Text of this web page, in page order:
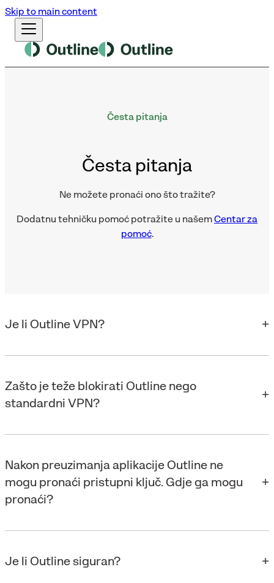
Skip to main content
Česta pitanja
Česta pitanja
Ne možete pronaći ono što tražite?
Dodatnu tehničku pomoć potražite u našemCentar za
pomoć.
Je li Outline VPN?
Zašto je teže blokirati Outline nego
standardni VPN?
Nakon preuzimanja aplikacije Outline ne
mogu pronaći pristupni ključ. Gdje ga mogu
pronaći?
Je li Outline siguran?